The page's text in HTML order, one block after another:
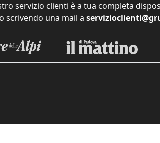
servizio clienti è a tua completa
o scrivendo una mail a